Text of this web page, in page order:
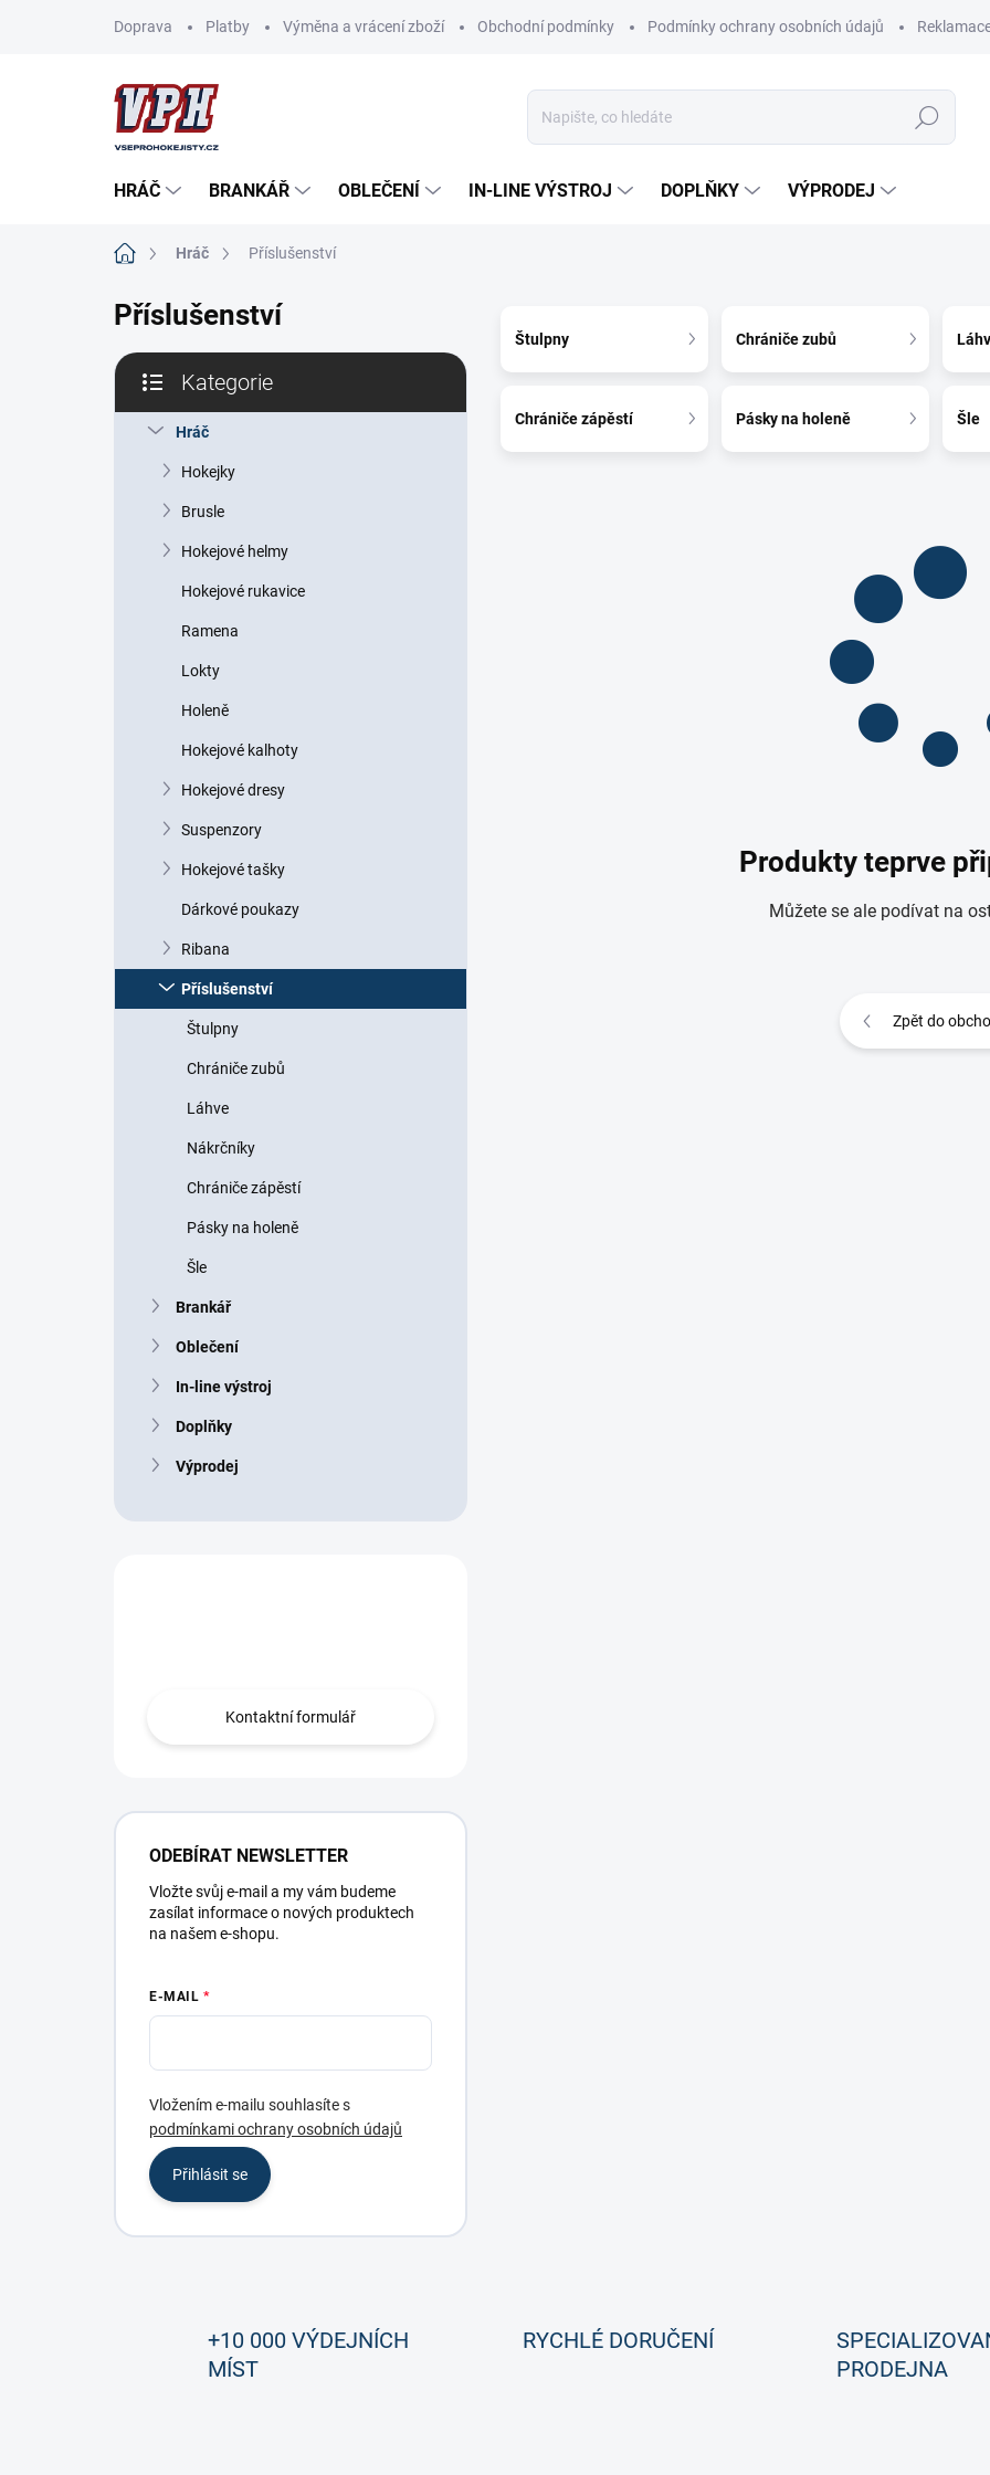
Doprava Platby Výměna a vrácení zboží Obchodní podmínky Podmínky ochrany osobních údajů
Hledat
HRÁČ BRANKÁŘ OBLEČENÍ IN-LINE VÝSTROJ DOPLŇKY VÝPRODEJ
Domů Hráč Příslušenství
Příslušenství
P
s
kategorie
Kategorie
Hráč
Hokejky
Brusle
Hokejové helmy
Hokejové rukavice
Ramena
Lokty
Holeně
Hokejové kalhoty
Hokejové dresy
Suspenzory
Hokejové tašky
Dárkové poukazy
Ribana
Příslušenství
Štulpny
Chrániče zubů
Láhve
Nákrčníky
Chrániče zápěstí
Pásky na holeně
Šle
Brankář
Oblečení
In-line výstroj
Doplňky
Výprodej
Kontaktní formulář
ODEBÍRAT NEWSLETTER
Vložte svůj e-mail a my vám budeme
zasílat informace o nových produktech
na našem e-shopu.
E-MAIL
Vložením e-mailu souhlasíte s
podmínkami ochrany osobních údajů
Přihlásit se
Štulpny Chrániče zubů
Chrániče zápěstí Pásky na holeně Šle
Produkty teprve
Můžete se ale podívat na
Zpět do
+10 000 VÝDEJNÍCH
MÍST
RYCHLÉ DORUČENÍ
PRODEJNA